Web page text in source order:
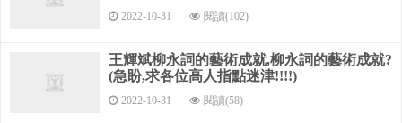
蕩，頗具波瀾。結穴“衣帶漸寬”二句以健筆寫柔情，自誓
日漸消瘦與憔悴。“終不悔”，即“之死無靡它”之意，表現了
2022-10-31 閱讀(102)
王輝斌柳永詞的藝術成就,柳永詞的藝術成就?
(急盼,求各位高人指點迷津!!!!)
2022-10-31 閱讀(58)